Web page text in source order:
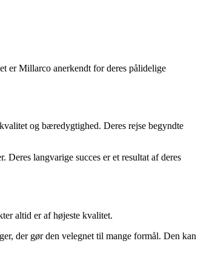
er Millarco anerkendt for deres pålidelige
og bæredygtighed. Deres rejse begyndte
langvarige succes er et resultat af deres
altid er af højeste kvalitet.
der gør den velegnet til mange formål. Den kan